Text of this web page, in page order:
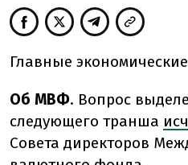
Главные
Об МВФ. Вопрос
следующего транша
Совета директоров